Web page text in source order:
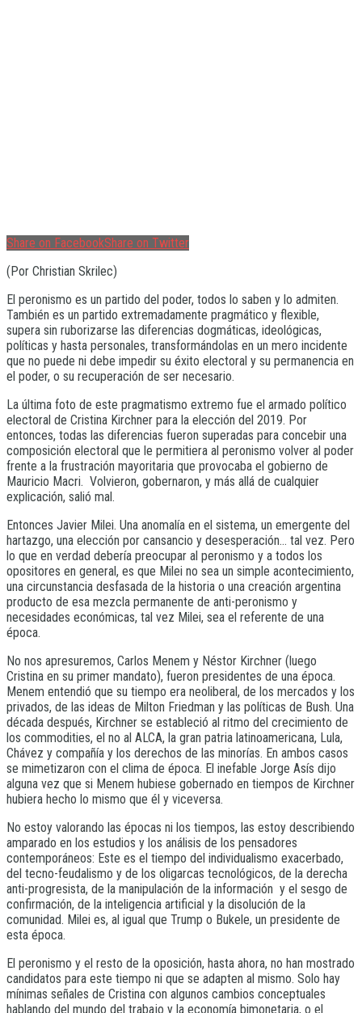
Share on FacebookShare on Twitter
(Por Christian Skrilec)
El peronismo es un partido del poder, todos lo saben y lo admiten.
También es un partido extremadamente pragmático y flexible,
supera sin ruborizarse las diferencias dogmáticas, ideológicas,
políticas y hasta personales, transformándolas en un mero incidente
que no puede ni debe impedir su éxito electoral y su permanencia en
el poder, o su recuperación de ser necesario.
La última foto de este pragmatismo extremo fue el armado político
electoral de Cristina Kirchner para la elección del 2019. Por
entonces, todas las diferencias fueron superadas para concebir una
composición electoral que le permitiera al peronismo volver al poder
frente a la frustración mayoritaria que provocaba el gobierno de
Mauricio Macri. Volvieron, gobernaron, y más allá de cualquier
explicación, salió mal.
Entonces Javier Milei. Una anomalía en el sistema, un emergente del
hartazgo, una elección por cansancio y desesperación… tal vez. Pero
lo que en verdad debería preocupar al peronismo y a todos los
opositores en general, es que Milei no sea un simple acontecimiento,
una circunstancia desfasada de la historia o una creación argentina
producto de esa mezcla permanente de anti-peronismo y
necesidades económicas, tal vez Milei, sea el referente de una
época.
No nos apresuremos, Carlos Menem y Néstor Kirchner (luego
Cristina en su primer mandato), fueron presidentes de una época.
Menem entendió que su tiempo era neoliberal, de los mercados y los
privados, de las ideas de Milton Friedman y las políticas de Bush. Una
década después, Kirchner se estableció al ritmo del crecimiento de
los commodities, el no al ALCA, la gran patria latinoamericana, Lula,
Chávez y compañía y los derechos de las minorías. En ambos casos
se mimetizaron con el clima de época. El inefable Jorge Asís dijo
alguna vez que si Menem hubiese gobernado en tiempos de Kirchner
hubiera hecho lo mismo que él y viceversa.
No estoy valorando las épocas ni los tiempos, las estoy describiendo
amparado en los estudios y los análisis de los pensadores
contemporáneos: Este es el tiempo del individualismo exacerbado,
del tecno-feudalismo y de los oligarcas tecnológicos, de la derecha
anti-progresista, de la manipulación de la información y el sesgo de
confirmación, de la inteligencia artificial y la disolución de la
comunidad. Milei es, al igual que Trump o Bukele, un presidente de
esta época.
El peronismo y el resto de la oposición, hasta ahora, no han mostrado
candidatos para este tiempo ni que se adapten al mismo. Solo hay
mínimas señales de Cristina con algunos cambios conceptuales
hablando del mundo del trabajo y la economía bimonetaria, o el